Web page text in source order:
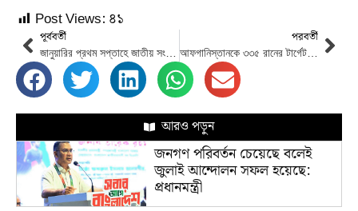
Post Views: ৪১
পূর্ববর্তী
জানুয়ারির প্রথম সপ্তাহে জাতীয় সংসদ নির্বাচন: ইসি আনিছুর
পরবর্তী
আফগানিস্তানকে ৩৩৫ রানের টার্গেট দিয়েছে বাংলাদেশ
আরও পড়ুন
জনগণ পরিবর্তন চেয়েছে বলেই
জুলাই আন্দোলন সফল হয়েছে:
প্রধানমন্ত্রী